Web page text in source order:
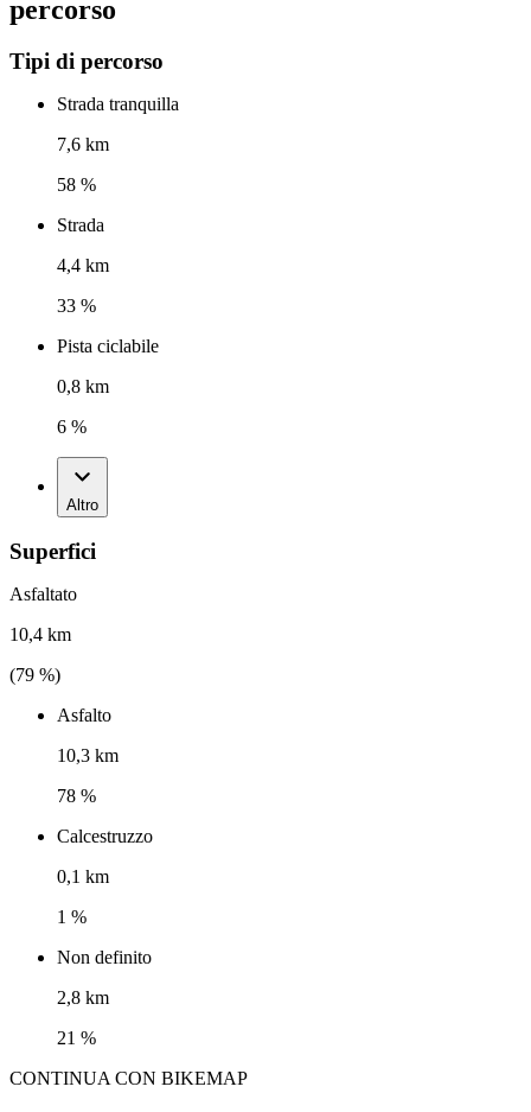
percorso
Tipi di percorso
Strada tranquilla
7,6 km
58 %
Strada
4,4 km
33 %
Pista ciclabile
0,8 km
6 %
Altro
Superfici
Asfaltato
10,4 km
(79 %)
Asfalto
10,3 km
78 %
Calcestruzzo
0,1 km
1 %
Non definito
2,8 km
21 %
CONTINUA CON BIKEMAP